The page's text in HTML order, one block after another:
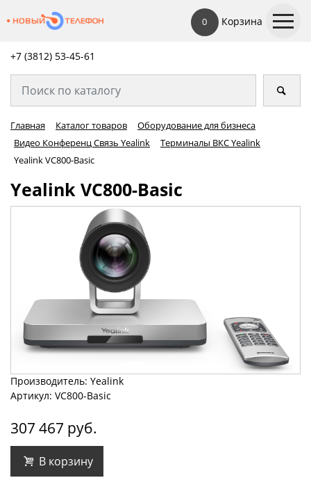
0 Корзина
+7 (3812) 53-45-61
Главная Каталог товаров
Оборудование для бизнеса
Видео Конференц Связь Yealink
Терминалы ВКС Yealink
Yealink VC800-Basic
Yealink VC800-Basic
Производитель: Yealink
Артикул: VC800-Basic
307 467 руб.
В корзину